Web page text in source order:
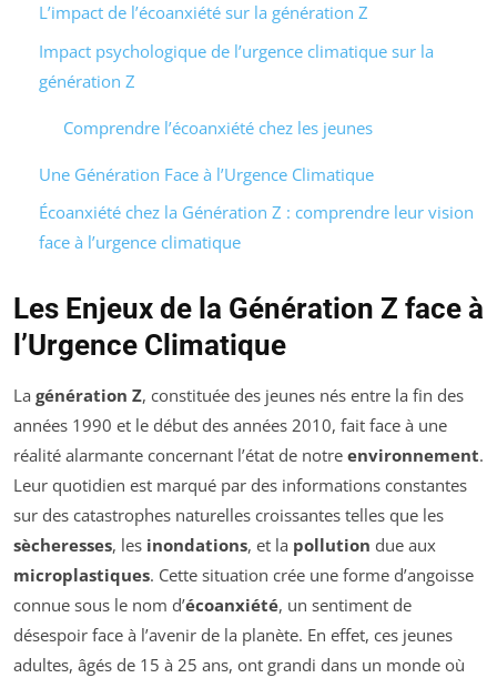
L’impact de l’écoanxiété sur la génération Z
Impact psychologique de l’urgence climatique sur la
génération Z
Comprendre l’écoanxiété chez les jeunes
Une Génération Face à l’Urgence Climatique
Écoanxiété chez la Génération Z : comprendre leur vision
face à l’urgence climatique
Les Enjeux de la Génération Z face à
l’Urgence Climatique
La génération Z, constituée des jeunes nés entre la fin des
années 1990 et le début des années 2010, fait face à une
réalité alarmante concernant l’état de notre environnement.
Leur quotidien est marqué par des informations constantes
sur des catastrophes naturelles croissantes telles que les
sècheresses, les inondations, et la pollution due aux
microplastiques. Cette situation crée une forme d’angoisse
connue sous le nom d’écoanxiété, un sentiment de
désespoir face à l’avenir de la planète. En effet, ces jeunes
adultes, âgés de 15 à 25 ans, ont grandi dans un monde où